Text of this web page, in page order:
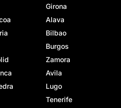
Girona
Alava
Bilbao
Burgos
Zamora
Avila
Lugo
Tenerife